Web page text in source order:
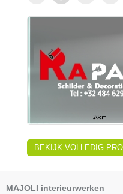
BEKIJK VOLLEDIG
MAJOLI interieurwerken